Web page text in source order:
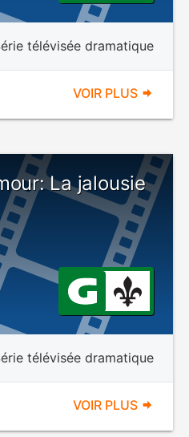
télévisée dramatique
VOIR PLUS
La jalousie
télévisée dramatique
VOIR PLUS